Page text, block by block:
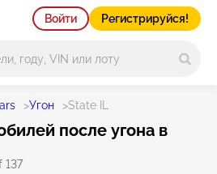
Войти Регистрируйся!
>Угон >State IL
после угона в
137